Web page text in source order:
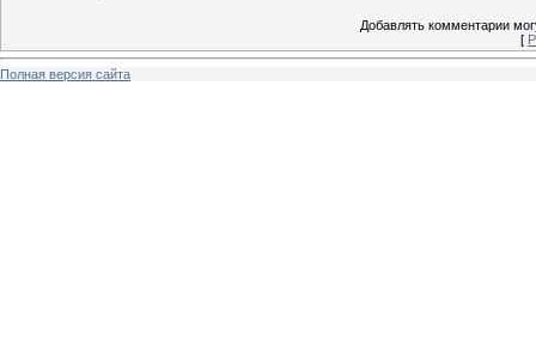
Добавлять комментарии
[
Полная версия сайта